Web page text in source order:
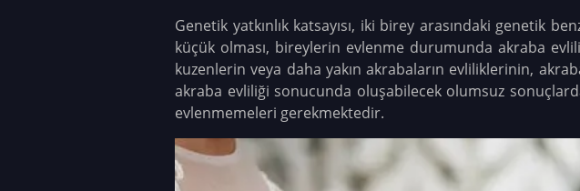
Genetik yatkınlık katsayısı, iki birey arasındaki genetik
küçük olması, bireylerin evlenme durumunda akraba
kuzenlerin veya daha yakın akrabaların evliliklerinin,
akraba evliliği sonucunda oluşabilecek olumsuz
evlenmemeleri gerekmektedir.